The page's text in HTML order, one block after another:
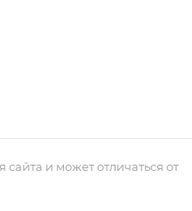
сайта и может отличаться от